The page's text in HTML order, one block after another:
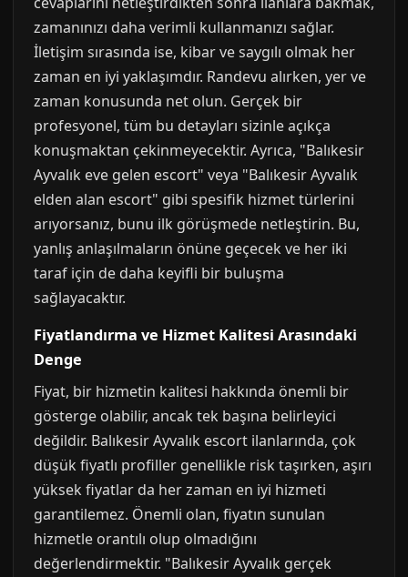
zamanınızı daha verimli kullanmanızı sağlar.
İletişim sırasında ise, kibar ve saygılı olmak her
zaman en iyi yaklaşımdır. Randevu alırken, yer ve
zaman konusunda net olun. Gerçek bir
profesyonel, tüm bu detayları sizinle açıkça
konuşmaktan çekinmeyecektir. Ayrıca, "Balıkesir
Ayvalık eve gelen escort" veya "Balıkesir Ayvalık
elden alan escort" gibi spesifik hizmet türlerini
arıyorsanız, bunu ilk görüşmede netleştirin. Bu,
yanlış anlaşılmaların önüne geçecek ve her iki
taraf için de daha keyifli bir buluşma
sağlayacaktır.
Fiyatlandırma ve Hizmet Kalitesi Arasındaki
Denge
Fiyat, bir hizmetin kalitesi hakkında önemli bir
gösterge olabilir, ancak tek başına belirleyici
değildir. Balıkesir Ayvalık escort ilanlarında, çok
düşük fiyatlı profiller genellikle risk taşırken, aşırı
yüksek fiyatlar da her zaman en iyi hizmeti
garantilemez. Önemli olan, fiyatın sunulan
hizmetle orantılı olup olmadığını
değerlendirmektir. "Balıkesir Ayvalık gerçek